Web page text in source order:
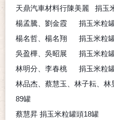
天鼎汽車材料行陳美麗
捐玉
楊孟騰、劉金霞
捐玉米粒
楊名哲、楊名翔
捐玉米粒
吳盈樺、吳昭展
捐玉米粒
林明分、李春桃
捐玉米粒
林品杰、蔡慧玉、林子耘、林
89罐
蔡慧昇 捐玉米粒罐頭18罐